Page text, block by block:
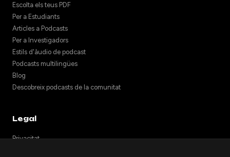
Escolta els teus PDF
Per a Estudiants
Articles a Podcasts
Per a Investigadors
Estils d'àudio de podcast
Podcasts multilingües
Blog
Descobreix podcasts de la comunitat
Legal
Privacitat